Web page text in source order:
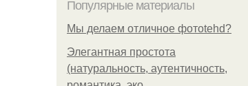
Популярные материалы
Мы делаем отличное фотоtehd?
Элегантная простота
(натуральность, аутентичность,